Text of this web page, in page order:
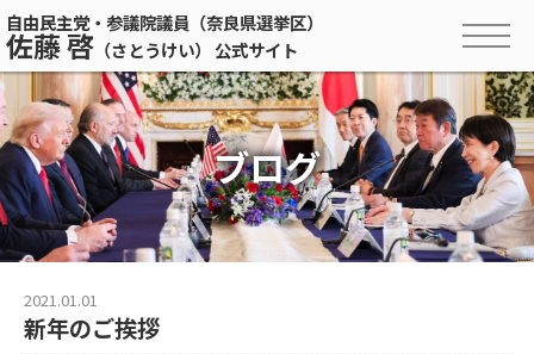
自由民主党・参議院議員（奈良県選挙区）
佐藤 啓 （さとうけい） 公式サイト
ブログ
2021.01.01
新年のご挨拶